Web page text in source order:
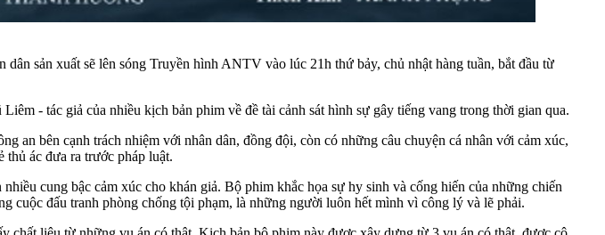
sản xuất sẽ lên sóng Truyền hình ANTV vào lúc 21h thứ bảy, chủ nhật hàng tuần, bắt đầu từ
- tác giả của nhiều kịch bản phim về đề tài cảnh sát hình sự gây tiếng vang trong thời gian qua.
an bên cạnh trách nhiệm với nhân dân, đồng đội, còn có những câu chuyện cá nhân với cảm xúc,
thủ ác đưa ra trước pháp luật.
cung bậc cảm xúc cho khán giả. Bộ phim khắc họa sự hy sinh và cống hiến của những chiến
cuộc đấu tranh phòng chống tội phạm, là những người luôn hết mình vì công lý và lẽ phải.